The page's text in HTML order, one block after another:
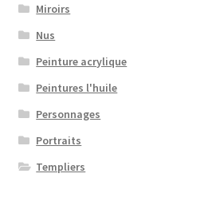
Miroirs
Nus
Peinture acrylique
Peintures l'huile
Personnages
Portraits
Templiers